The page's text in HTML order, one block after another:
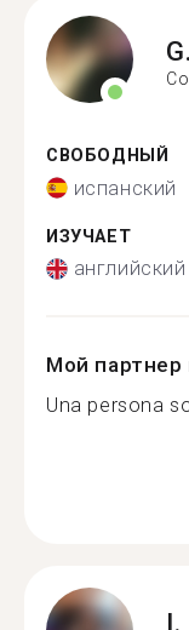
G.
СВОБОДНЫЙ
испанский
ИЗУЧАЕТ
английский
Мой партнер
Una persona
I.